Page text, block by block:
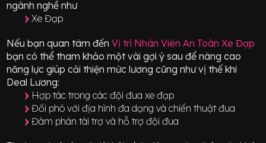
ngành nghề như
Xe Đạp
Nếu bạn quan tâm đến Vị trí Nhân Viên An Toàn Xe Đạp
bạn có thể tham khảo một vài gợi ý sau để nâng cao
năng lực giúp cải thiện mức lương cũng như vị thế khi
Deal Lương:
Hợp tác trong các đội đua xe đạp
Đối phó với địa hình đa dạng và chiến thuật đua
Đàm phán tài trợ và hỗ trợ đội đua